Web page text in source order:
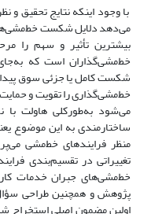
با وجود اینکه نتایج تحقیق
می‌دهد دلایل شکست
بیشترین تأثیر و سهم را
خط‌‌‌‌مشی‌‌‌‌گذاران است که
شکست کامل یا جزئی سوق پیدا
می‌شود به‌طورکلی هاولت با
ساختارمندی به این موضوع
منظر فرایندهای خط‌مشی
تغییراتی در تقسیم‌‌‌‌بندی
خط‌‌‌‌مشی‌‌‌‌های جبران خدمات
پژوهش و همچنین طراحی